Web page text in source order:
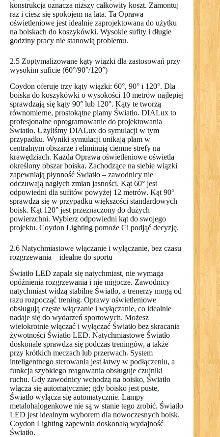
konstrukcja oznacza niższy całkowity koszt. Zamontuj
raz i ciesz się spokojem na lata. Ta Oprawa
oświetleniowe jest idealnie zaprojektowana do użytku
na boiskach do koszykówki. Wysokie sufity i długie
godziny pracy nie stanowią problemu.
2.5 Zoptymalizowane kąty wiązki dla zastosowań przy
wysokim suficie (60°/90°/120°)
Coydon oferuje trzy kąty wiązki: 60°, 90° i 120°. Dla
boiska do koszykówki o wysokości 10 metrów najlepiej
sprawdzają się kąty 90° lub 120°. Kąty te tworzą
równomierne, prostokątne plamy Światło. DIALux to
profesjonalne oprogramowanie do projektowania
Światło. Użyliśmy DIALux do symulacji w tym
przypadku. Wyniki symulacji unikają plam w
centralnym obszarze i eliminują ciemne strefy na
krawędziach. Każda Oprawa oświetleniowe oświetla
określony obszar boiska. Zachodzące na siebie wiązki
zapewniają płynność Światło – zawodnicy nie
odczuwają nagłych zmian jasności. Kąt 60° jest
odpowiedni dla sufitów powyżej 12 metrów. Kąt 90°
sprawdza się w przypadku większości standardowych
boisk. Kąt 120° jest przeznaczony do dużych
powierzchni. Wybierz odpowiedni kąt do swojego
projektu. Coydon Lighting pomoże Ci podjąć decyzję.
2.6 Natychmiastowe włączanie i wyłączanie, bez czasu
rozgrzewania – idealne do sportu
Światło LED zapala się natychmiast, nie wymaga
opóźnienia rozgrzewania i nie migocze. Zawodnicy
natychmiast widzą stabilne Światło, a trenerzy mogą od
razu rozpocząć trening. Oprawy oświetleniowe
obsługują częste włączanie i wyłączanie, co idealnie
nadaje się do wydarzeń sportowych. Możesz
wielokrotnie włączać i wyłączać Światło bez skracania
żywotności Światło LED. Natychmiastowe Światło
doskonale sprawdza się podczas treningów, a także
przy krótkich meczach lub przerwach. System
inteligentnego sterowania jest łatwy w podłączeniu, a
funkcja szybkiego reagowania obsługuje czujniki
ruchu. Gdy zawodnicy wchodzą na boisko, Światło
włącza się automatycznie; gdy boisko jest puste,
Światło wyłącza się automatycznie. Lampy
metalohalogenkowe nie są w stanie tego zrobić. Światło
LED jest idealnym wyborem dla nowoczesnych boisk.
Coydon Lighting zapewnia doskonałą wydajność
Światło.